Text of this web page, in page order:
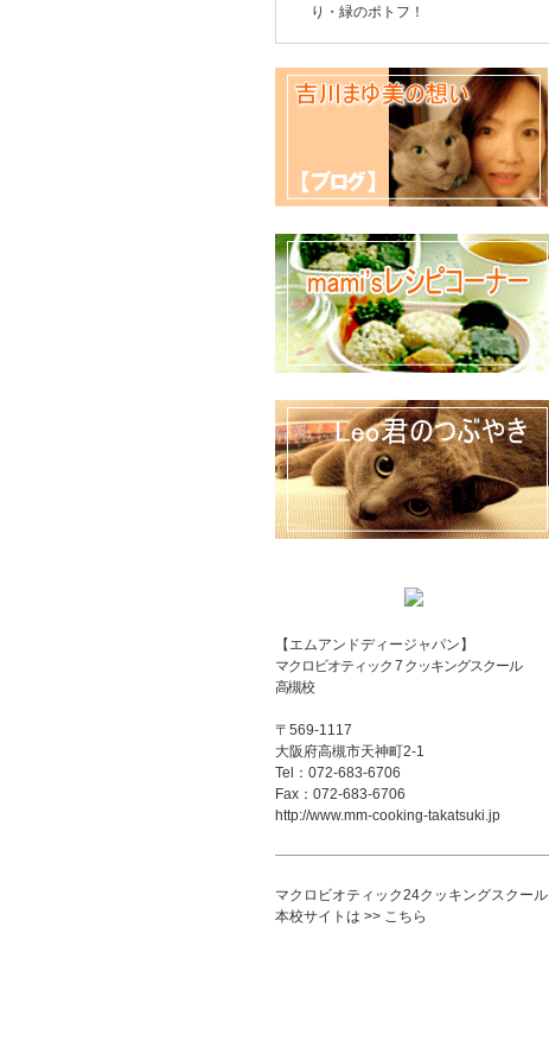
り・緑のポトフ！
【エムアンドディージャパン】
マクロビオティック 7 クッキングスクール
高槻校
〒569-1117
大阪府高槻市天神町2-1
Tel：072-683-6706
Fax：072-683-6706
http://www.mm-cooking-takatsuki.jp
マクロビオティック24クッキングスクール
本校サイトは >> こちら